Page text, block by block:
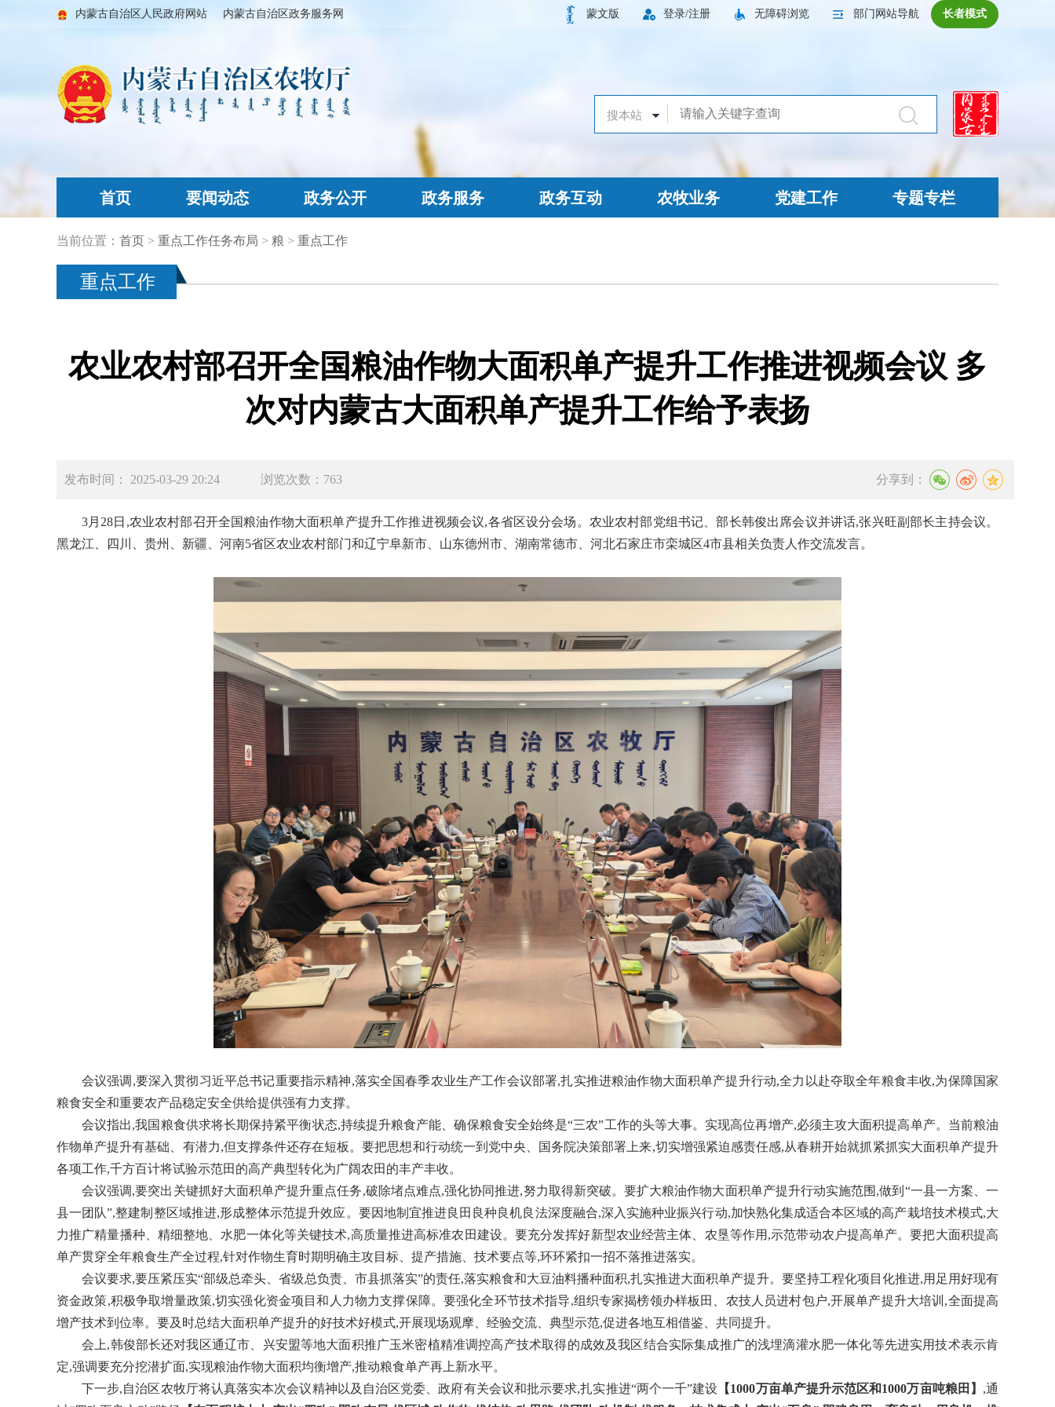
内蒙古自治区人民政府网站 内蒙古自治区政务服务网 长者模式
部门网站导航
无障碍浏览
登录/注册
蒙文版
首页 要闻动态 政务公开 政务服务 政务互动 农牧业务 党建工作 专题专栏
当前位置： 首页 > 重点工作任务布局 > 粮 > 重点工作
重点工作
农业农村部召开全国粮油作物大面积单产提升工作推进视频会议 多
次对内蒙古大面积单产提升工作给予表扬
发布时间： 2025-03-29 20:24 浏览次数：763 分享到：
3月 28日,农业农村部召开全国粮油作物大面积单产提升工作推进视频会议,各省区设分会场。 农业农村部党组书记、部长韩俊出席会议并讲话,张兴旺副部长主持会议。
黑龙江、四川、贵州、新疆、河南5省区农业农村部门和辽宁阜新市、山东德州市、湖南常德市、河北石家庄市栾城区4市县相关负责人作交流发言。
会议强调,要深入贯彻习近平总书记重要指示精神,落实全国春季农业生产工作会议部署,扎实推进粮油作物大面积单产提升行动,全力以赴夺取全年粮食丰收,为保障国家
粮食安全和重要农产品稳定安全供给提供强有力支撑。
会议指出,我国粮食供求将长期保持紧平衡状态,持续提升粮食产能、确保粮食安全始终是“三农”工作的头等大事。实现高位再增产,必须主攻大面积提高单产。当前粮油
作物单产提升有基础、有潜力,但支撑条件还存在短板。要把思想和行动统一到党中央、国务院决策部署上来,切实增强紧迫感责任感,从春耕开始就抓紧抓实大面积单产提升
各项工作,千方百计将试验示范田的高产典型转化为广阔农田的丰产丰收。
会议强调,要突出关键抓好大面积单产提升重点任务,破除堵点难点,强化协同推进,努力取得新突破。要扩大粮油作物大面积单产提升行动实施范围,做到 “一县一方案、一
县一团队”,整建制整区域推进,形成整体示范提升效应。要因地制宜推进良田良种良机良法深度融合,深入实施种业振兴行动,加快熟化集成适合本区域的高产栽培技术模式,大
力推广精量播种、精细整地、水肥一体化等关键技术,高质量推进高标准农田建设。要充分发挥好新型农业经营主体、农垦等作用,示范带动农户提高单产。要把大面积提高
单产贯穿全年粮食生产全过程,针对作物生育时期明确主攻目标、提产措施、技术要点等,环环紧扣一招不落推进落实。
会议要求,要压紧压实“部级总牵头、省级总负责、市县抓落实”的责任,落实粮食和大豆油料播种面积,扎实推进大面积单产提升。要坚持工程化项目化推进,用足用好现有
资金政策,积极争取增量政策,切实强化资金项目和人力物力支撑保障。要强化全环节技术指导,组织专家揭榜领办样板田、农技人员进村包户,开展单产提升大培训,全面提高
增产技术到位率。要及时总结大面积单产提升的好技术好模式,开展现场观摩、经验交流、典型示范,促进各地互相借鉴、共同提升。
会上,韩俊部长还对我区通辽市、兴安盟等地大面积推广玉米密植精准调控高产技术取得的成效及我区结合实际集成推广的浅埋滴灌水肥一体化等先进实用技术表示肯
定,强调要充分挖潜扩面,实现粮油作物大面积均衡增产,推动粮食单产再上新水平。
下一步,自治区农牧厅将认真落实本次会议精神以及自治区党委、政府有关会议和批示要求,扎实推进“两个一千”建设 【1000万亩单产提升示范区和1000万亩吨粮田】 ,通